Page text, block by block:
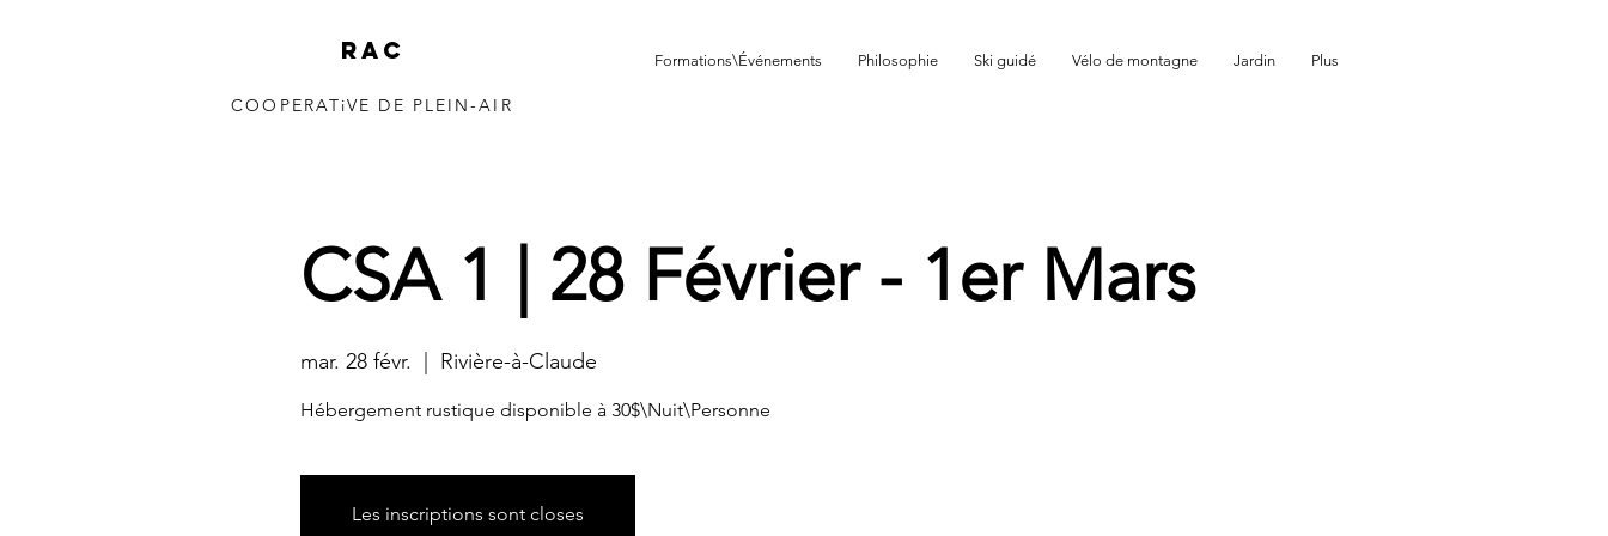
RAC Formations\Événements Philosophie Ski guidé Vélo de montagne Jardin Plus
COOPERATiVE DE PLEIN-AIR
CSA 1 | 28 Février - 1er Mars
mar. 28 févr. Rivière-à-Claude
Hébergement rustique disponible à 30$\Nuit\Personne
Les inscriptions sont closes